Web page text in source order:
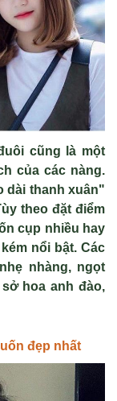
ôi cũng là một
của các nàng.
dài thanh xuân"
theo đặt điểm
cụp nhiều hay
ém nổi bật. Các
ẹ nhàng, ngọt
hoa anh đào,
đẹp nhất